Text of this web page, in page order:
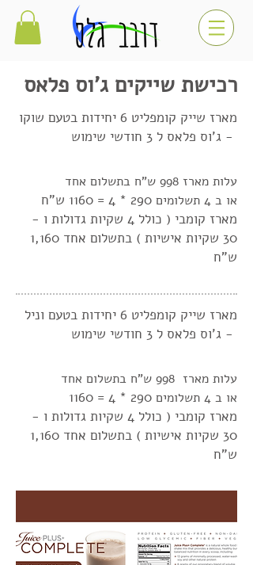
רכישת שייקים ג'וס פלאס
מארז שייק קומפליט 6 יחידות בטעם שוקו
- ג'וס פלאס ל 3 חודשי שימוש
עלות מארז 998 ש"ח בתשלום אחד
או ב 4 תשלומים
290 * 4 = 1160 ש"ח
מארז קומבי ( כולל 4 שקיות גדולות ו -
30 שקיות אישיות ) בתשלום אחד 1,160
ש"ח
מארז שייק קומפליט 6 יחידות בטעם וניל
- ג'וס פלאס ל 3 חודשי שימוש
עלות מארז 998 ש"ח בתשלום אחד
או ב 4 תשלומים
290
* 4 = 1160
מארז קומבי ( כולל 4 שקיות גדולות ו -
30 שקיות אישיות ) בתשלום אחד 1,160
ש"ח